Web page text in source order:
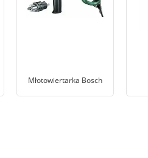
Młotowiertarka Bosch